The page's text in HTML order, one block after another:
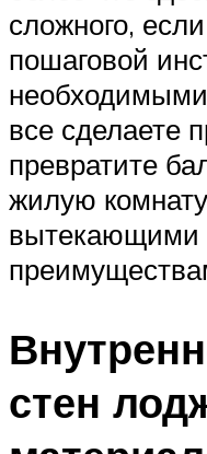
сложного,
пошаговой
все сделаете
превратите
жилую
вытекающими
стен